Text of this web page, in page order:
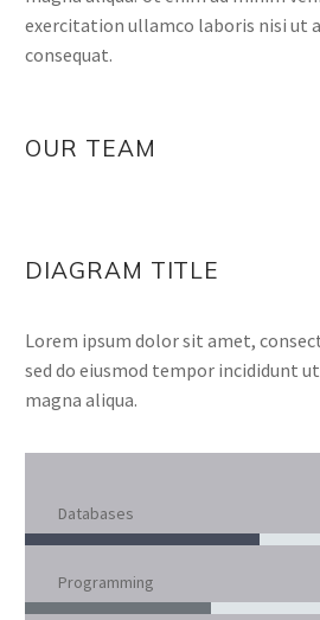
exercitation ullamco laboris nisi ut
consequat.
OUR TEAM
DIAGRAM TITLE
Lorem ipsum dolor sit amet,
sed do eiusmod tempor incididunt
magna aliqua.
Databases
Programming